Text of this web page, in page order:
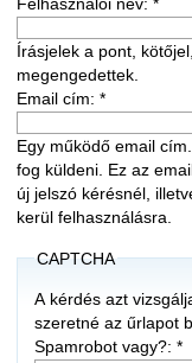
Felhasználói név: *
Írásjelek a pont,
megengedettek.
Email cím: *
Egy működő email
fog küldeni. Ez az
új jelszó kérésnél,
kerül felhasználásra.
CAPTCHA
A kérdés azt
szeretné az űrlapot
Spamrobot vagy?:*